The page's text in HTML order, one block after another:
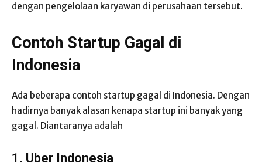
dengan pengelolaan karyawan di perusahaan tersebut.
Contoh Startup Gagal di
Indonesia
Ada beberapa contoh startup gagal di Indonesia. Dengan
hadirnya banyak alasan kenapa startup ini banyak yang
gagal. Diantaranya adalah
1. Uber Indonesia